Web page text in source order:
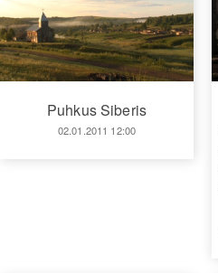
Puhkus Siberis
02.01.2011 12:00